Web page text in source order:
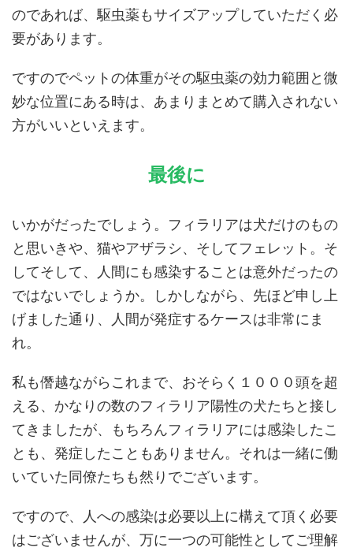
のであれば、駆虫薬もサイズアップしていただく必
要があります。
ですのでペットの体重がその駆虫薬の効力範囲と微
妙な位置にある時は、あまりまとめて購入されない
方がいいといえます。
最後に
いかがだったでしょう。フィラリアは犬だけのもの
と思いきや、猫やアザラシ、そしてフェレット。そ
してそして、人間にも感染することは意外だったの
ではないでしょうか。しかしながら、先ほど申し上
げました通り、人間が発症するケースは非常にま
れ。
私も僭越ながらこれまで、おそらく１０００頭を超
える、かなりの数のフィラリア陽性の犬たちと接し
てきましたが、もちろんフィラリアには感染したこ
とも、発症したこともありません。それは一緒に働
いていた同僚たちも然りでございます。
ですので、人への感染は必要以上に構えて頂く必要
はございませんが、万に一つの可能性としてご理解